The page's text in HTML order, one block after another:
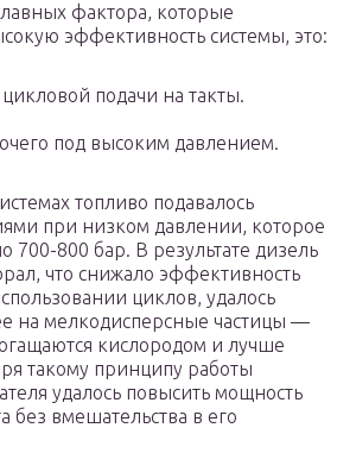
фактора, которые
эффективность системы, это:
подачи на такты.
под высоким давлением.
топливо подавалось
при низком давлении, которое
700-800 бар. В результате дизель
что снижало эффективность
циклов, удалось
на мелкодисперсные частицы —
кислородом и лучше
такому принципу работы
удалось повысить мощность
без вмешательства в его